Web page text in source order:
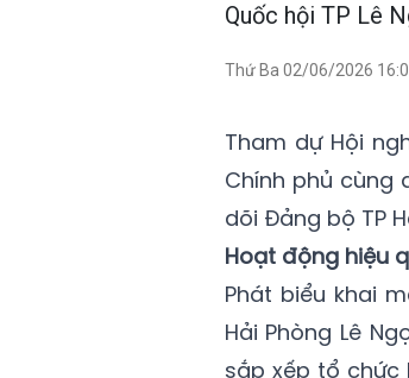
Quốc hội TP Lê
Thứ Ba 02/06/2026
Tham dự Hội
Chính phủ cùng
dõi Đảng bộ TP
Hoạt động hiệu
Phát biểu khai
Hải Phòng Lê
sắp xếp tổ chức